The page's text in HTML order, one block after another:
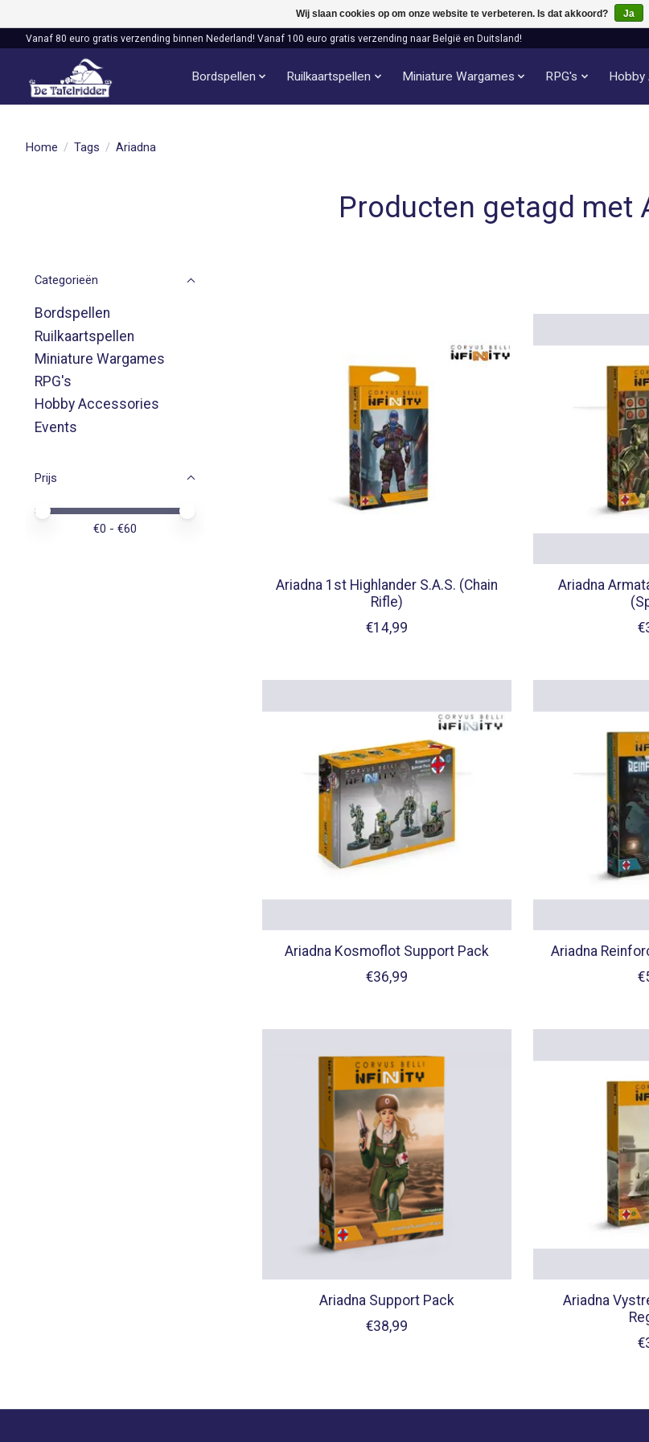
Vanaf 80 euro gratis verzending binnen Nederland! Vanaf 100 euro gratis verzending naar België en Duitsland!
Bordspellen Ruilkaartspellen Miniature Wargames RPG's Hobby
Home / Tags / Ariadna
Producten getagd met
Categorieën
Bordspellen
Ruilkaartspellen
Miniature Wargames
RPG's
Hobby Accessories
Events
Prijs
Minimale prijswaarde
Price maximum value
€0 - €60
Ariadna 1st Highlander S.A.S. (Chain
Rifle)
€14,99
Ariadna
Ariadna Kosmoflot Support Pack
€36,99
Ariadna
Ariadna Support Pack
€38,99
Ariadna
Wij slaan cookies op om onze website te verbeteren. Is dat akkoord? Ja